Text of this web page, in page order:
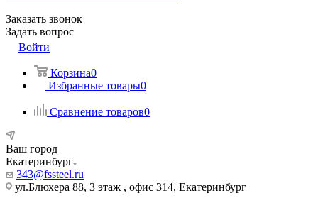
Заказать звонок
Задать вопрос
Войти
Корзина0
Избранные товары0
Сравнение товаров0
Ваш город
Екатеринбург
343@fssteel.ru
ул.Блюхера 88, 3 этаж , офис 314, Екатеринбург